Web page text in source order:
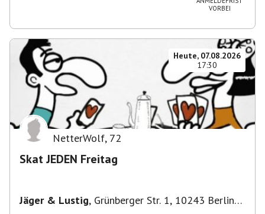
VORBEI
Heute, 07.08.2026
17:30
NetterWolf, 72
Skat JEDEN Freitag
Jäger & Lustig, Grünberger Str. 1, 10243 Berlin-